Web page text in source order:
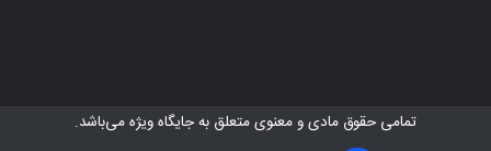
تمامی حقوق مادی و معنوی متعلق بهجایگاه ویژهمی‌باشد.